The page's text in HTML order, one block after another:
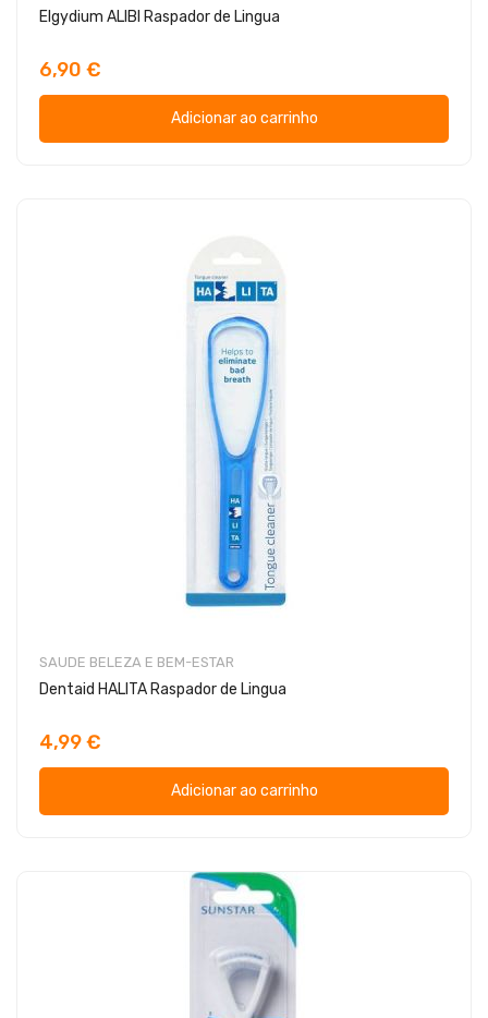
Elgydium ALIBI Raspador de Lingua
6,90 €
Adicionar ao carrinho
SAUDE BELEZA E BEM-ESTAR
Dentaid HALITA Raspador de Lingua
4,99 €
Adicionar ao carrinho